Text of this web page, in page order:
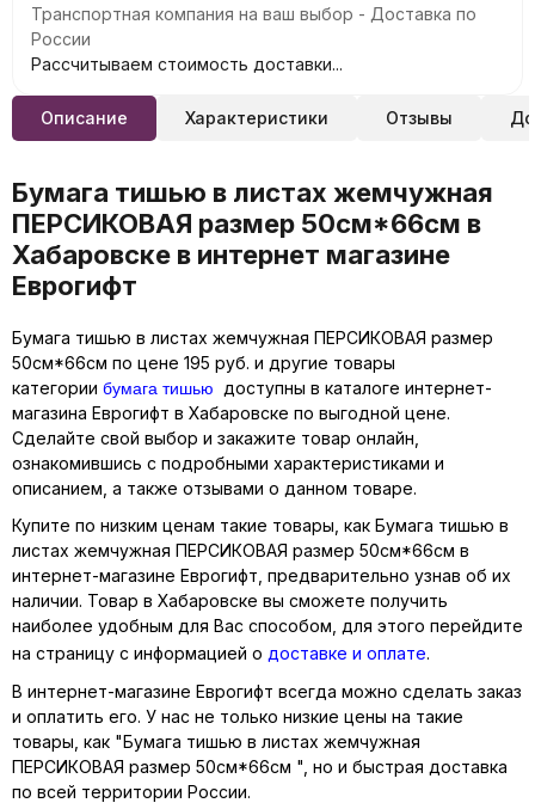
Транспортная компания на ваш выбор - Доставка по
России
Рассчитываем стоимость доставки...
Описание Характеристики Отзывы
Бумага тишью в листах жемчужная
ПЕРСИКОВАЯ размер 50см*66см в
Хабаровске в интернет магазине
Еврогифт
Бумага тишью в листах жемчужная ПЕРСИКОВАЯ размер
50см*66см по цене 195 руб. и другие товары
категории бумага тишью доступны в каталоге интернет-
магазина Еврогифт в Хабаровске по выгодной цене.
Сделайте свой выбор и закажите товар онлайн,
ознакомившись с подробными характеристиками и
описанием, а также отзывами о данном товаре.
Купите по низким ценам такие товары, как Бумага тишью в
листах жемчужная ПЕРСИКОВАЯ размер 50см*66см в
интернет-магазине Еврогифт, предварительно узнав об их
наличии. Товар в Хабаровске вы сможете получить
наиболее удобным для Вас способом, для этого перейдите
на страницу с информацией о доставке и оплате.
В интернет-магазине Еврогифт всегда можно сделать заказ
и оплатить его. У нас не только низкие цены на такие
товары, как "Бумага тишью в листах жемчужная
ПЕРСИКОВАЯ размер 50см*66см ", но и быстрая доставка
по всей территории России.